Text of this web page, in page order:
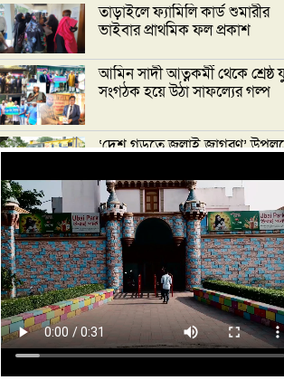
তাড়াইলে ফ্যামিলি কার্ড শুমারীর
ভাইবার প্রাথমিক ফল প্রকাশ
আমিন সাদী আত্নকর্মী থেকে শ্রেষ্ঠ
সংগঠক হয়ে উঠা সাফল্যের গল্প
‘দেশ গড়তে জুলাই জাগরণ’
অনুষ্ঠিত
ইসলামী ব্যাংক কিশোরগঞ্জ
শাখায় গ্রাহক সমাবেশ অনুষ্ঠিত
মাধবদীতে এস ডি আইটি ট্রেনিং
ইনস্টিটিউট বিনামূল্যে দক্ষতা
অ্যাসেসমেন্ট অনুষ্ঠিত